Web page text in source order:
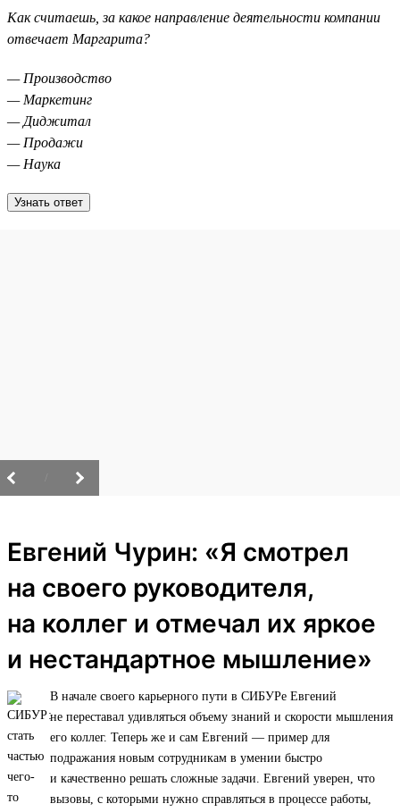
Как считаешь, за какое направление деятельности компании
отвечает Маргарита?
— Производство
— Маркетинг
— Диджитал
— Продажи
— Наука
Узнать ответ
Евгений Чурин: «Я смотрел
на своего руководителя,
на коллег и отмечал их яркое
и нестандартное мышление»
В начале своего карьерного пути в СИБУРе Евгений
не переставал удивляться объему знаний и скорости мышления
его коллег. Теперь же и сам Евгений — пример для
подражания новым сотрудникам в умении быстро
и качественно решать сложные задачи. Евгений уверен, что
вызовы, с которыми нужно справляться в процессе работы,